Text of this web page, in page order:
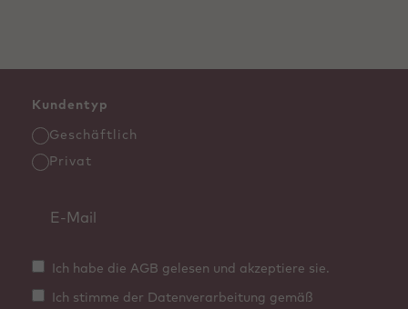
darüber, woher unsere
Kundentyp
Geschäftlich
Privat
Ich habe die AGB gelesen und akzeptiere sie.
Ich stimme der Datenverarbeitung gemäß